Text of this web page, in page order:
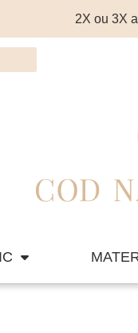
2X ou 3X